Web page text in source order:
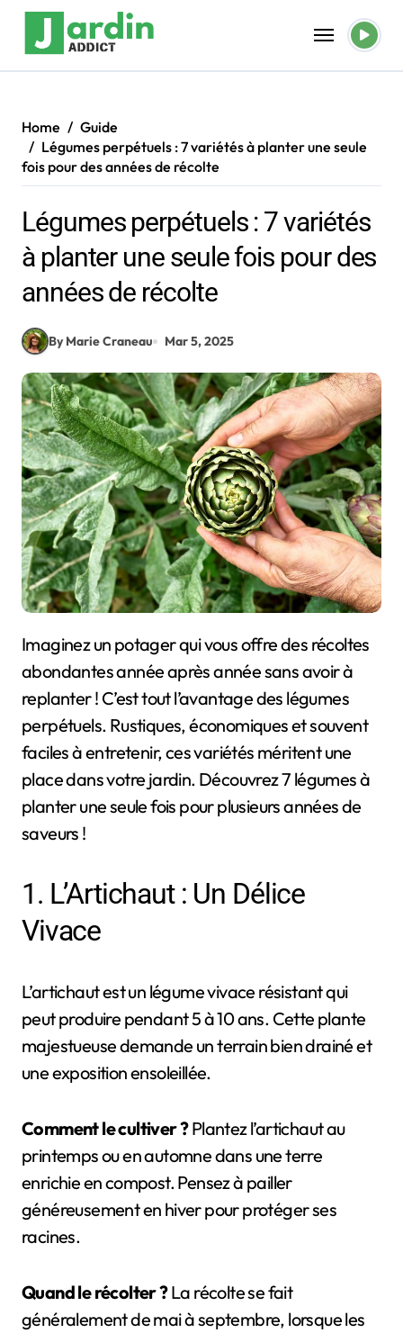
Skip
content
Home
Guide
Légumes perpétuels : 7 variétés à planter une seule
fois pour des années de récolte
Légumes perpétuels : 7 variétés
à planter une seule fois pour des
années de récolte
By Marie Craneau Mar 5, 2025
Imaginez un potager qui vous offre des récoltes
abondantes année après année sans avoir à
replanter ! C’est tout l’avantage des légumes
perpétuels. Rustiques, économiques et souvent
faciles à entretenir, ces variétés méritent une
place dans votre jardin. Découvrez 7 légumes à
planter une seule fois pour plusieurs années de
saveurs !
1. L’Artichaut : Un Délice
Vivace
L’artichaut est un légume vivace résistant qui
peut produire pendant 5 à 10 ans. Cette plante
majestueuse demande un terrain bien drainé et
une exposition ensoleillée.
Comment le cultiver ?Plantez l’artichaut au
printemps ou en automne dans une terre
enrichie en compost. Pensez à pailler
généreusement en hiver pour protéger ses
racines.
Quand le récolter ?La récolte se fait
généralement de mai à septembre, lorsque les